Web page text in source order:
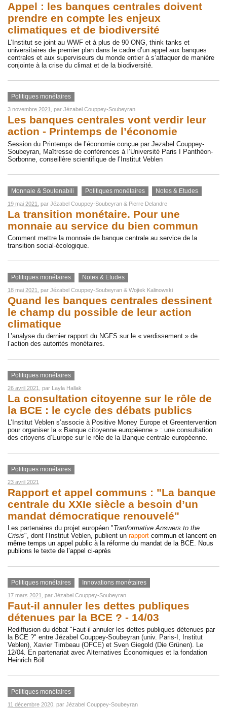
Appel : les banques centrales doivent
prendre en compte les enjeux
climatiques et de biodiversité
L’Institut se joint au WWF et à plus de 90 ONG, think tanks et
universitaires de premier plan dans le cadre d’un appel aux banques
centrales et aux superviseurs du monde entier à s’attaquer de manière
conjointe à la crise du climat et de la biodiversité.
Politiques monétaires
3 novembre 2021, par Jézabel Couppey-Soubeyran
Les banques centrales vont verdir leur
action - Printemps de l’économie
Session du Printemps de l’économie conçue par Jezabel Couppey-
Soubeyran, Maîtresse de conférences à l’Université Paris I Panthéon-
Sorbonne, conseillère scientifique de l’Institut Veblen
Monnaie & Soutenabili Politiques monétaires Notes & Etudes
19 mai 2021 , par Jézabel Couppey-Soubeyran & Pierre Delandre
La transition monétaire. Pour une
monnaie au service du bien commun
Comment mettre la monnaie de banque centrale au service de la
transition social-écologique.
Politiques monétaires Notes & Etudes
18 mai 2021 , par Jézabel Couppey-Soubeyran & Wojtek Kalinowski
Quand les banques centrales dessinent
le champ du possible de leur action
climatique
L’analyse du dernier rapport du NGFS sur le « verdissement » de
l’action des autorités monétaires.
Politiques monétaires
26 avril 2021 , par Layla Hallak
La consultation citoyenne sur le rôle de
la BCE : le cycle des débats publics
L’Institut Veblen s’associe à Positive Money Europe et Greentervention
pour organiser la « Banque citoyenne européenne » : une consultation
des citoyens d’Europe sur le rôle de la Banque centrale européenne.
Politiques monétaires
23 avril 2021
Rapport et appel communs : "La banque
centrale du XXIe siècle a besoin d’un
mandat démocratique renouvelé"
Les partenaires du projet européen "Tranformative Answers to the
Crisis", dont l’Institut Veblen, publient un rapport commun et lancent en
même temps un appel public à la réforme du mandat de la BCE. Nous
publions le texte de l’appel ci-après
Politiques monétaires Innovations monétaires
17 mars 2021 , par Jézabel Couppey-Soubeyran
Faut-il annuler les dettes publiques
détenues par la BCE ? - 14/03
Rediffusion du débat "Faut-il annuler les dettes publiques détenues par
la BCE ?" entre Jézabel Couppey-Soubeyran (univ. Paris-I, Institut
Veblen), Xavier Timbeau (OFCE) et Sven Giegold (Die Grünen). Le
12/04. En partenariat avec Alternatives Économiques et la fondation
Heinrich Böll
Politiques monétaires
11 décembre 2020 , par Jézabel Couppey-Soubeyran